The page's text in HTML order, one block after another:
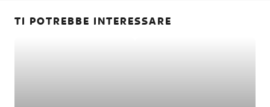
TI POTREBBE INTERESSARE